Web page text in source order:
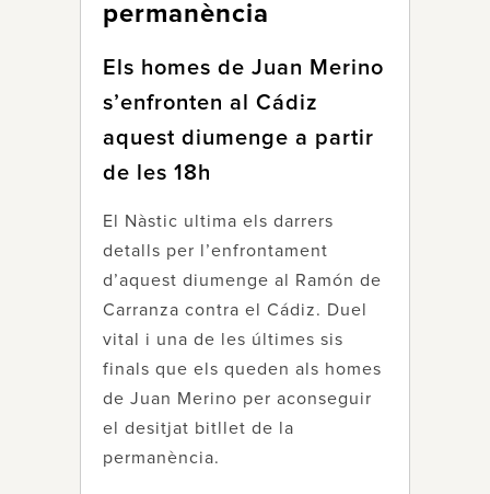
permanència
Els homes de Juan Merino
s’enfronten al Cádiz
aquest diumenge a partir
de les 18h
El Nàstic ultima els darrers
detalls per l’enfrontament
d’aquest diumenge al Ramón de
Carranza contra el Cádiz. Duel
vital i una de les últimes sis
finals que els queden als homes
de Juan Merino per aconseguir
el desitjat bitllet de la
permanència.